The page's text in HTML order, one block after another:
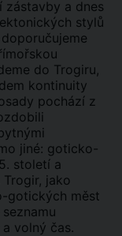
zástavby a dnes
stylů
do Trogiru,
kontinuity
pochází z
jiné: goticko-
století a
jako
gotických měst
volný čas.